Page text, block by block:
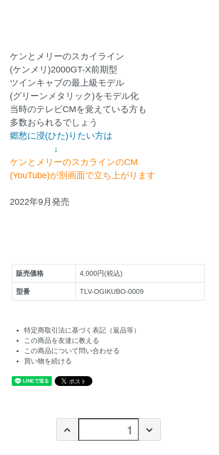
ケンとメリーのスカイライン
(ケンメリ)2000GT-X前期型
ツインキャブの最上級モデル
(グリーンメタリック)をモデル化
当時のテレビCMを覚えている方も
多数おられるでしょう
郷愁に浸(ひた)りたい方は
↓
ケンとメリーのスカラインのCM
(YouTube)が別画面で立ち上がります
2022年9月発売
販売価格 4,000円(税込)
型番 TLV-OGIKUBO-0009
特定商取引法に基づく表記（返品等）
この商品を友達に教える
この商品について問い合わせる
買い物を続ける